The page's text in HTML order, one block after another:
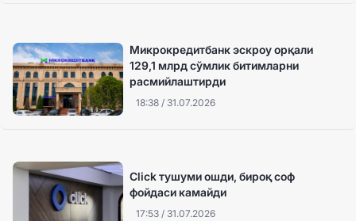
18:38 / 31.07.2026
Микрокредитбанк эскроу орқали
129,1 млрд сўмлик битимларни
расмийлаштирди
17:53 / 31.07.2026
Click тушуми ошди, бироқ соф
фойдаси камайди